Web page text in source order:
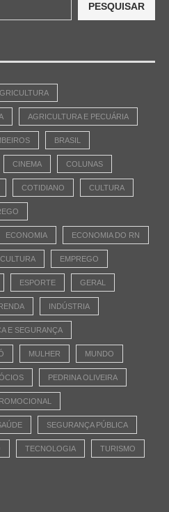
PESQUISAR
AGRICULTURA E PECUÁRIA
BRASIL
CINEMA COLUNAS
COTIDIANO CULTURA
ECONOMIA ECONOMIA DO RN
EMPREGO
ESPORTE GERAL
INDÚSTRIA
E SEGURANÇA
MULHER MUNDO
PEDRINA OLIVEIRA
SEGURANÇA PÚBLICA
TECNOLOGIA TURISMO